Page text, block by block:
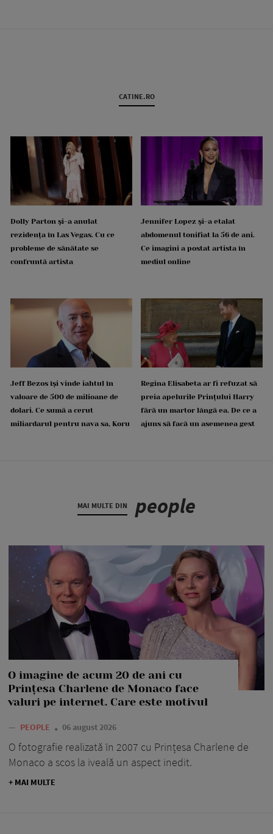
CATINE.RO
Dolly Parton și-a anulat
rezidența în Las Vegas. Cu ce
probleme de sănătate se
confruntă artista
Jennifer Lopez și-a etalat
abdomenul tonifiat la 56 de ani.
Ce imagini a postat artista în
mediul online
Jeff Bezos își vinde iahtul în
valoare de 500 de milioane de
dolari. Ce sumă a cerut
miliardarul pentru nava sa, Koru
Regina Elisabeta ar fi refuzat să
preia apelurile Prințului Harry
fără un martor lângă ea. De ce a
ajuns să facă un asemenea gest
MAI MULTE DIN people
O imagine de acum 20 de ani cu
Prințesa Charlene de Monaco face
valuri pe internet. Care este motivul
— PEOPLE 06 august 2026
O fotografie realizată în 2007 cu Prințesa Charlene de
Monaco a scos la iveală un aspect inedit.
+ MAI MULTE